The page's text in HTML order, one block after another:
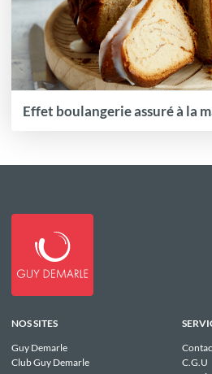
Effet boulangerie assuré à la
NOS SITES
Guy Demarle
Club Guy Demarle
C.G.U